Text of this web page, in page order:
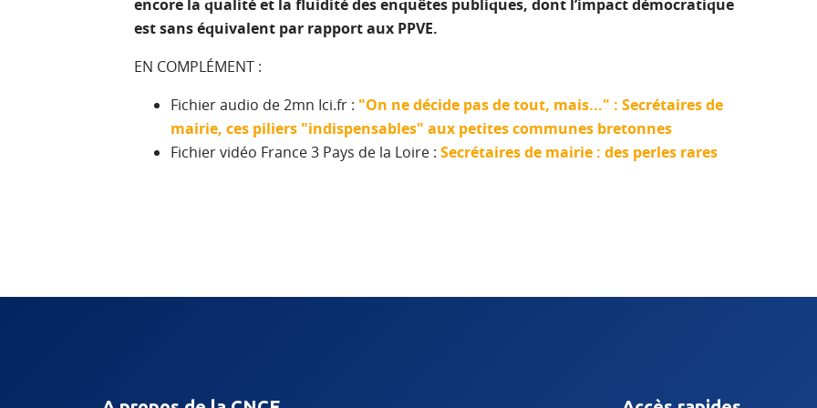
encore la qualité et la fluidité des enquêtes publiques, dont l’impact démocratique
est sans équivalent par rapport aux PPVE.
EN COMPLÉMENT :
Fichier audio de 2mn Ici.fr : "On ne décide pas de tout, mais..." : Secrétaires de
mairie, ces piliers "indispensables" aux petites communes bretonnes
Fichier vidéo France 3 Pays de la Loire : Secrétaires de mairie : des perles rares